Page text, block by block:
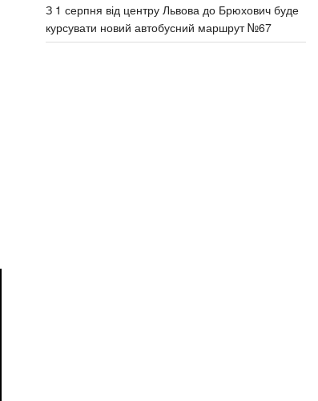
З 1 серпня від центру Львова до Брюхович буде
курсувати новий автобусний маршрут №67